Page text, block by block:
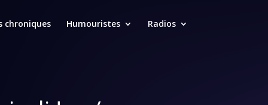
chroniques Humouristes Radios